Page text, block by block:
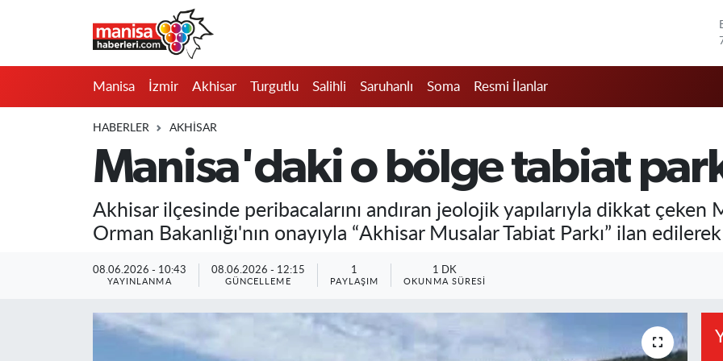
Manisa İzmir Akhisar Turgutlu Salihli Saruhanlı Soma Resmi İlanlar
HABERLER AKHISAR
Manisa'daki o bölge tabiat
Akhisar ilçesinde peribacalarını andıran jeolojik yapılarıyla dikkat çeken
Orman Bakanlığı'nın onayıyla “Akhisar Musalar Tabiat Parkı” ilan
08.06.2026 - 10:43
YAYINLANMA
08.06.2026 - 12:15
GÜNCELLEME
1
PAYLAŞIM
1 DK
OKUNMA SÜRESI
Saruhanlı
Manisa Nöbetçi Eczaneler
Manisa Trafik Yoğunluk Haritası
Süper Lig Puan Durumu ve Fikstür
Tüm Manşetler